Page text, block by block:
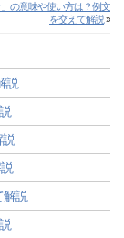
」の意味や使い方は？例文
を交えて解説»
説
解説